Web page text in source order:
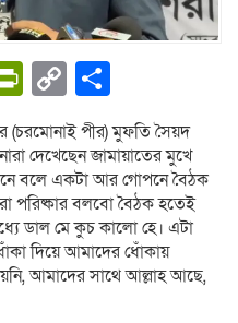
PrintFriendly
Copy
Link
(চরমোনাই পীর) মুফতি সৈয়দ
দেখেছেন জামায়াতের মুখে
বলে একটা আর গোপনে বৈঠক
পরিষ্কার বলবো বৈঠক হতেই
ডাল মে কুচ কালো হে। এটা
দিয়ে আমাদের ধোঁকায়
আমাদের সাথে আল্লাহ আছে,